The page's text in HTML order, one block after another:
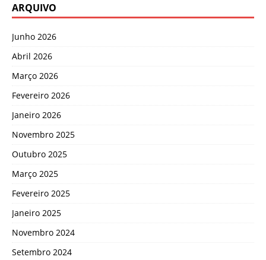
ARQUIVO
Junho 2026
Abril 2026
Março 2026
Fevereiro 2026
Janeiro 2026
Novembro 2025
Outubro 2025
Março 2025
Fevereiro 2025
Janeiro 2025
Novembro 2024
Setembro 2024